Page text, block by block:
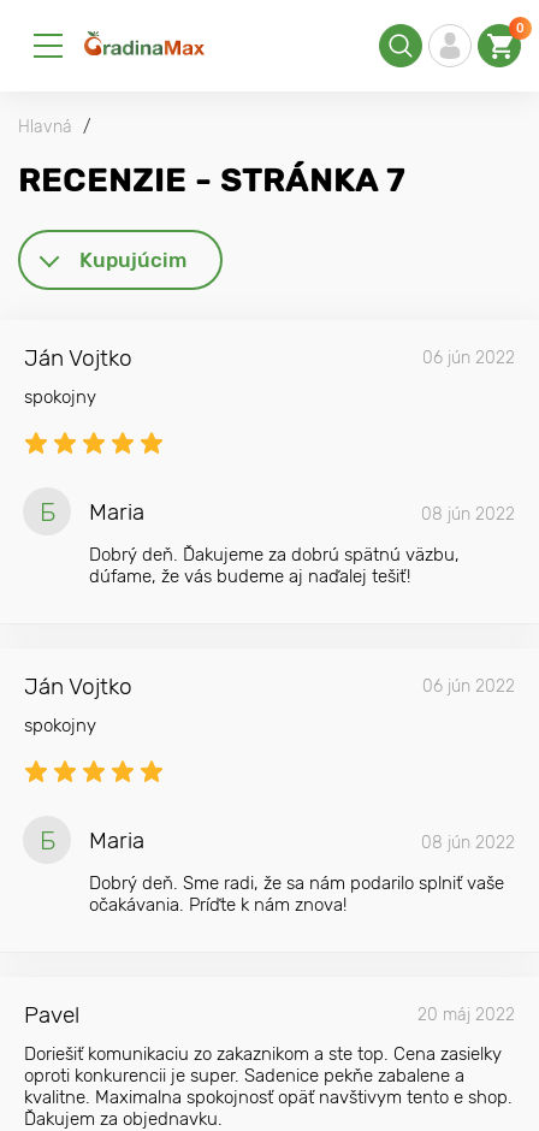
0
Hlavná
RECENZIE - STRÁNKA 7
Kupujúcim
Ján Vojtko 06 jún 2022
spokojny
Б Maria 08 jún 2022
Dobrý deň. Ďakujeme za dobrú spätnú väzbu,
dúfame, že vás budeme aj naďalej tešiť!
Ján Vojtko 06 jún 2022
spokojny
Б Maria 08 jún 2022
Dobrý deň. Sme radi, že sa nám podarilo splniť vaše
očakávania. Príďte k nám znova!
Pavel 20 máj 2022
Doriešiť komunikaciu zo zakaznikom a ste top. Cena zasielky
oproti konkurencii je super. Sadenice pekňe zabalene a
kvalitne. Maximalna spokojnosť opäť navštivym tento e shop.
Ďakujem za objednavku.